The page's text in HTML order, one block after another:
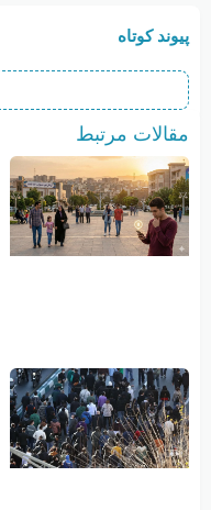
پیوند کوتاه
مقالات مرتبط